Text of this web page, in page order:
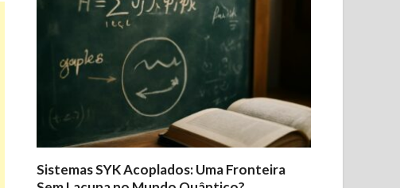
Sistemas SYK Acoplados: Uma Fronteira